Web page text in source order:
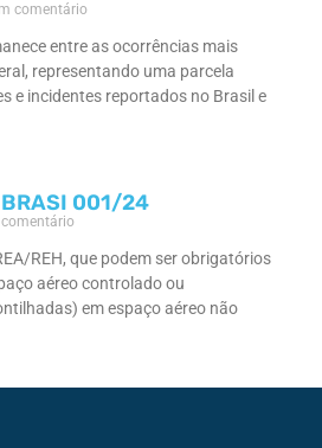
comentário
entre as ocorrências mais
representando uma parcela
e incidentes reportados no Brasil e
BRASI 001/24
REH, que podem ser obrigatórios
aéreo controlado ou
em espaço aéreo não